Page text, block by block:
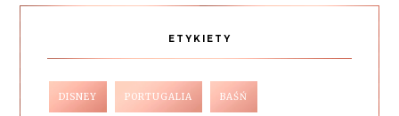
ETYKIETY
DISNEY PORTUGALIA BAŚŃ